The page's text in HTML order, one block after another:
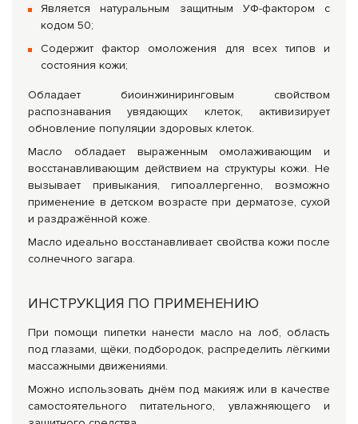
Является натуральным защитным УФ-фактором с
кодом 50;
Содержит фактор омоложения для всех типов и
состояния кожи;
Обладает биоинжиниринговым свойством
распознавания увядающих клеток, активизирует
обновление популяции здоровых клеток.
Масло обладает выраженным омолаживающим и
восстанавливающим действием на структуры кожи. Не
вызывает привыкания, гипоаллергенно, возможно
применение в детском возрасте при дерматозе, сухой
и раздражённой коже.
Масло идеально восстанавливает свойства кожи после
солнечного загара.
ИНСТРУКЦИЯ ПО ПРИМЕНЕНИЮ
При помощи пипетки нанести масло на лоб, область
под глазами, щёки, подбородок, распределить лёгкими
массажными движениями.
Можно использовать днём под макияж или в качестве
самостоятельного питательного, увлажняющего и